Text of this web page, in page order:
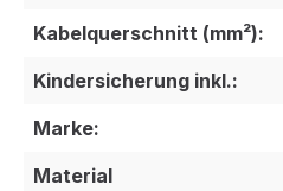
Kabelquerschnitt (mm²):
Kindersicherung inkl.:
Marke:
Material